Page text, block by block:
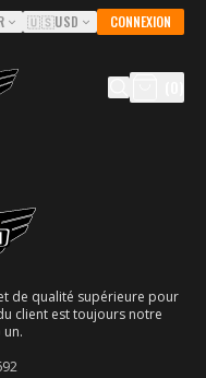
🇺🇸USD CONNEXION
de qualité supérieure pour
client est toujours notre